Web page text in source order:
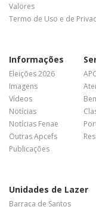
Valores
Termo de Uso e de
Informações
Eleições 2026
Imagens
Vídeos
Notícias
Notícias Fenae
Outras Apcefs
Publicações
Unidades de Lazer
Barraca de Santos